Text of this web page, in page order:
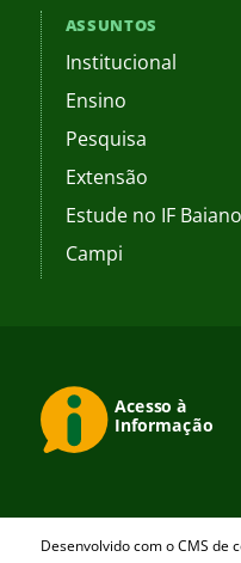
ASSUNTOS
Institucional
Ensino
Pesquisa
Extensão
Estude no IF Baiano
Campi
Desenvolvido com o CMS de